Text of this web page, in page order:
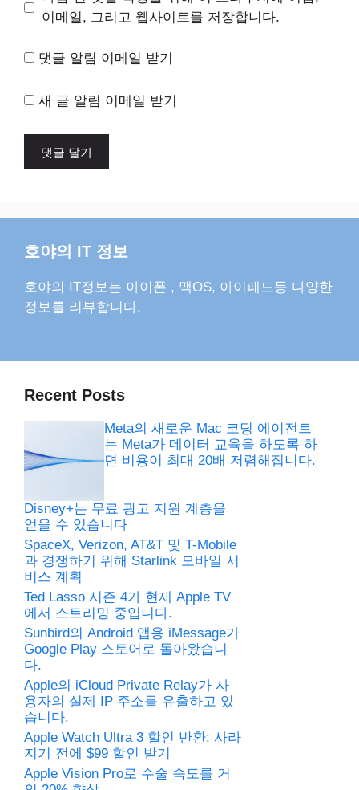
트 이메일, 그리고 웹사이트를 저장합니다.
댓글 알림 이메일 받기
새 글 알림 이메일 받기
호야의 IT 정보
호야의 IT정보는 아이폰 , 맥OS, 아이패드등 다양한
정보를 리뷰합니다.
Recent Posts
Meta의 새로운 Mac 코딩 에이전트
는 Meta가 데이터 교육을 하도록 하
면 비용이 최대 20배 저렴해집니다.
Disney+는 무료 광고 지원 계층을
얻을 수 있습니다
SpaceX, Verizon, AT&T 및 T-Mobile
과 경쟁하기 위해 Starlink 모바일 서
비스 계획
Ted Lasso 시즌 4가 현재 Apple TV
에서 스트리밍 중입니다.
Sunbird의 Android 앱용 iMessage가
Google Play 스토어로 돌아왔습니
다.
Apple의 iCloud Private Relay가 사
용자의 실제 IP 주소를 유출하고 있
습니다.
Apple Watch Ultra 3 할인 반환: 사라
지기 전에 $99 할인 받기
Apple Vision Pro로 수술 속도를 거